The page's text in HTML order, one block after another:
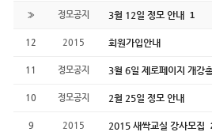
» 정모공지 3월 12일 정모 안내 1
12 2015 회원가입안내
11 정모공지 3월 6일 제로페이지 개강
10 정모공지 2월 25일 정모 안내
9 2015 2015 새싹교실 강사모집